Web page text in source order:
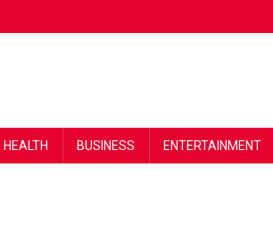
HEALTH BUSINESS ENTERTAINMENT